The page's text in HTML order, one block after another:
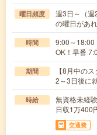
曜日頻度
週3日～（週
の曜日があ
時間
9:00～18:00
OK！早番
期間
【8月中の
2～3日後に
時給
無資格未経
日収1万400
交通費